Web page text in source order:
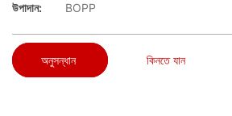
উপাদান:
BOPP
অনুসন্ধান কিনতে যান